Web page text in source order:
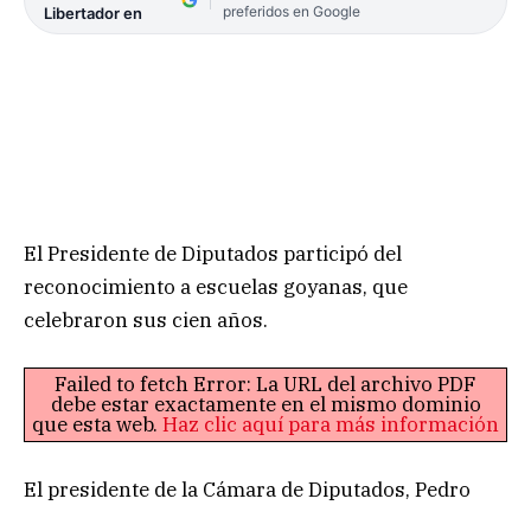
Libertador en
preferidos en Google
El Presidente de Diputados participó del
reconocimiento a escuelas goyanas, que
celebraron sus cien años.
Failed to fetch Error: La URL del archivo PDF
debe estar exactamente en el mismo dominio
que esta web. Haz clic aquí para más información
El presidente de la Cámara de Diputados, Pedro